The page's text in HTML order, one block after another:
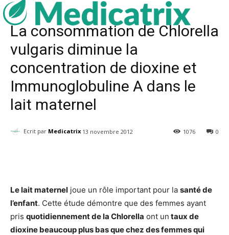
Textes scientifiques Chlorella Elimination des métaux lourds et toxines
La consommation de Chlorella
vulgaris diminue la
concentration de dioxine et
Immunoglobuline A dans le
lait maternel
Ecrit par Medicatrix 13 novembre 2012 0
1076
Le lait maternel joue un rôle important pour la santé de
l’enfant. Cette étude démontre que des femmes ayant
pris quotidiennement de la Chlorella ont un taux de
dioxine beaucoup plus bas que chez des femmes qui